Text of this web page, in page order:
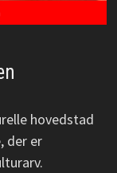
hovedstad
der er